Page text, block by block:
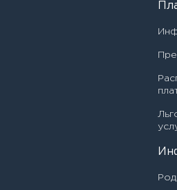
Балехова Наталья Евгеньевна
Басова Александра
Башева Анастасия